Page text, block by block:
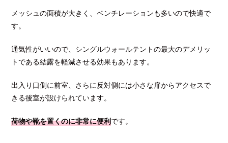
メッシュの面積が大きく、ベンチレーションも多いので快適で
す。
通気性がいいので、シングルウォールテントの最大のデメリッ
トである結露を軽減させる効果もあります。
出入り口側に前室、さらに反対側には小さな扉からアクセスで
きる後室が設けられています。
荷物や靴を置くのに非常に便利です。